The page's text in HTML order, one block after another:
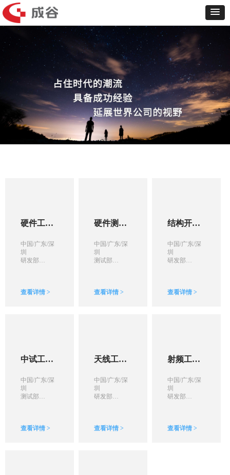
硬件工程
中国/广东/深
圳
研发部
查看详情 >
硬件测试
中国/广东/深
圳
测试部
查看详情 >
结构开发
中国/广东/深
圳
研发部
查看详情 >
中试工程
中国/广东/深
圳
测试部
查看详情 >
天线工程
中国/广东/深
圳
研发部
查看详情 >
射频工程
中国/广东/深
圳
研发部
查看详情 >